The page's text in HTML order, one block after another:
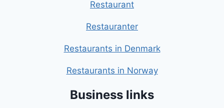
Restaurant
Restauranter
Restaurants in Denmark
Restaurants in Norway
Business links